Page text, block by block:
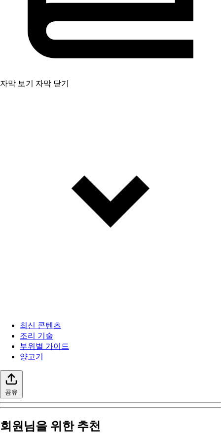
자막 보기 자막 닫기
최신 콘텐츠
조리 기술
부위별 가이드
양고기
공유
회원님을 위한 추천